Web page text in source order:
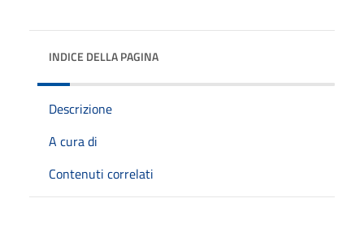
INDICE DELLA PAGINA
Descrizione
A cura di
Contenuti correlati